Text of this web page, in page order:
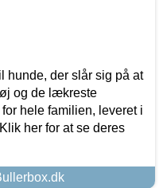
hunde, der slår sig på at
og de lækreste
hele familien, leveret i
her for at se deres